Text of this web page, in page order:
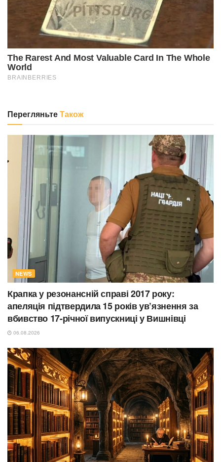
ПерегляньтеТакож
NEWS
Крапка у резонансній справі 2017 року:
апеляція підтвердила 15 років ув’язнення за
вбивство 17-річної випускниці у Вишнівці
06.08.2026